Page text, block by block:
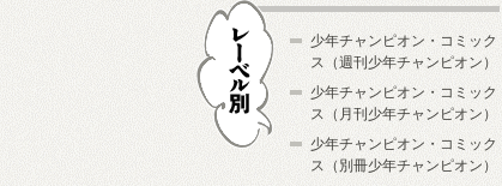
少年チャンピオン・コミック
ス（週刊少年チャンピオン）
少年チャンピオン・コミック
ス（月刊少年チャンピオン）
少年チャンピオン・コミック
ス（別冊少年チャンピオン）